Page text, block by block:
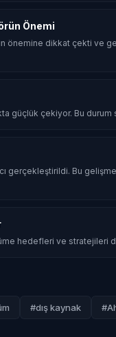
Önemi
önemine dikkat çekti ve
güçlük çekiyor. Bu
gerçekleştirildi. Bu
hedefleri ve stratejileri
#dış kaynak